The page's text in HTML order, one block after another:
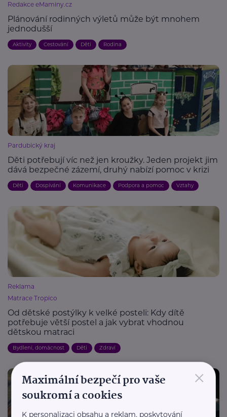
Redakce eMaminy.cz
Plánování rodinných výletů může být mnohem
jednodušší
Aktivity Cestování Děti Rodina
Pardubický kraj
Děti potřebují víc než jen kroužky. Jeden projekt jim
dává bezpečné zázemí, druhý nabízí pomoc v krizi
Děti Dospívání Komunikace Podpora a pomoc Vztahy
Reklama
Matrace Tropico
Od dětské postýlky k velké posteli: Kdy dítě
potřebuje větší postel a jak vybrat vhodnou
dětskou matraci
Bydlení, domácnost Děti Zdraví
×
Maximální bezpečí pro vaše
soukromí a cookies
K personalizaci obsahu a reklam, poskytování